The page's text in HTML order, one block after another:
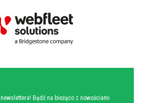
Bądź na bieżąco z nowościami